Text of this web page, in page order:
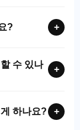
? +
수 있나
+
하나요? +